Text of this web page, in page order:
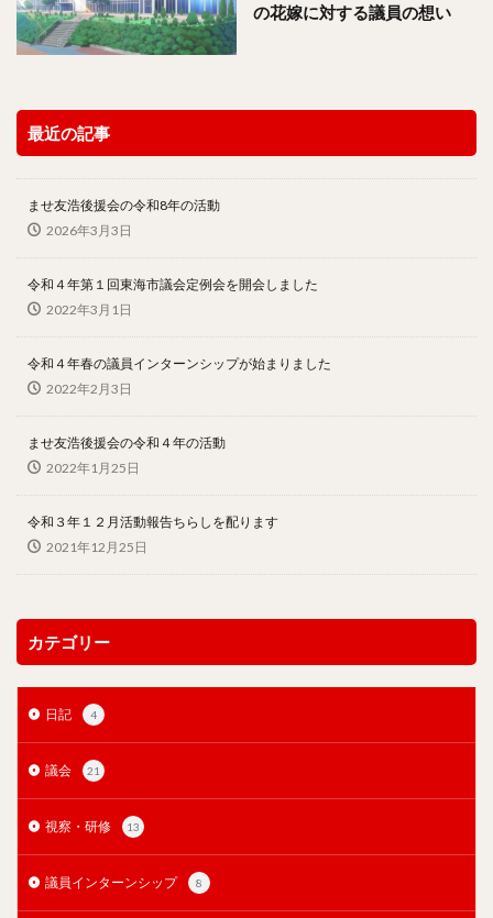
の花嫁に対する議員の想い
最近の記事
ませ友浩後援会の令和8年の活動
2026年3月3日
令和４年第１回東海市議会定例会を開会しました
2022年3月1日
令和４年春の議員インターンシップが始まりました
2022年2月3日
ませ友浩後援会の令和４年の活動
2022年1月25日
令和３年１２月活動報告ちらしを配ります
2021年12月25日
カテゴリー
日記 4
議会 21
視察・研修 13
議員インターンシップ 8